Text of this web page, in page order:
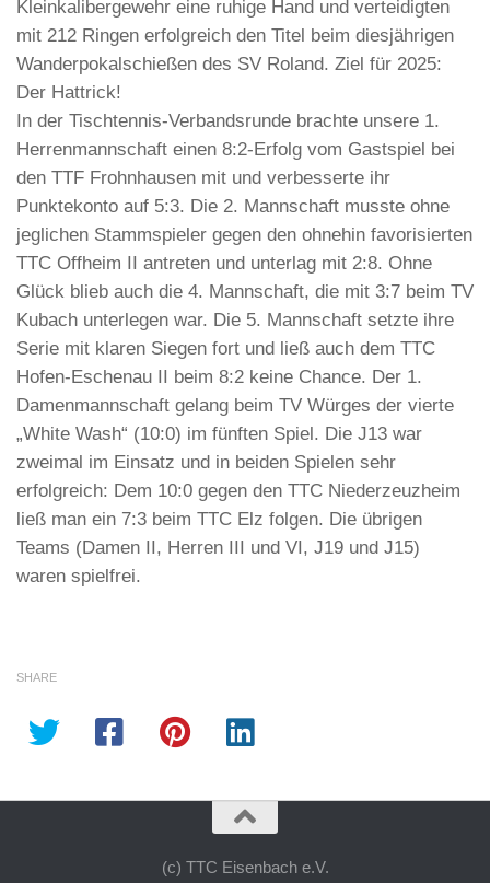
Kleinkalibergewehr eine ruhige Hand und verteidigten
mit 212 Ringen erfolgreich den Titel beim diesjährigen
Wanderpokalschießen des SV Roland. Ziel für 2025:
Der Hattrick!
In der Tischtennis-Verbandsrunde brachte unsere 1.
Herrenmannschaft einen 8:2-Erfolg vom Gastspiel bei
den TTF Frohnhausen mit und verbesserte ihr
Punktekonto auf 5:3. Die 2. Mannschaft musste ohne
jeglichen Stammspieler gegen den ohnehin favorisierten
TTC Offheim II antreten und unterlag mit 2:8. Ohne
Glück blieb auch die 4. Mannschaft, die mit 3:7 beim TV
Kubach unterlegen war. Die 5. Mannschaft setzte ihre
Serie mit klaren Siegen fort und ließ auch dem TTC
Hofen-Eschenau II beim 8:2 keine Chance. Der 1.
Damenmannschaft gelang beim TV Würges der vierte
„White Wash“ (10:0) im fünften Spiel. Die J13 war
zweimal im Einsatz und in beiden Spielen sehr
erfolgreich: Dem 10:0 gegen den TTC Niederzeuzheim
ließ man ein 7:3 beim TTC Elz folgen. Die übrigen
Teams (Damen II, Herren III und VI, J19 und J15)
waren spielfrei.
SHARE
(c) TTC Eisenbach e.V.